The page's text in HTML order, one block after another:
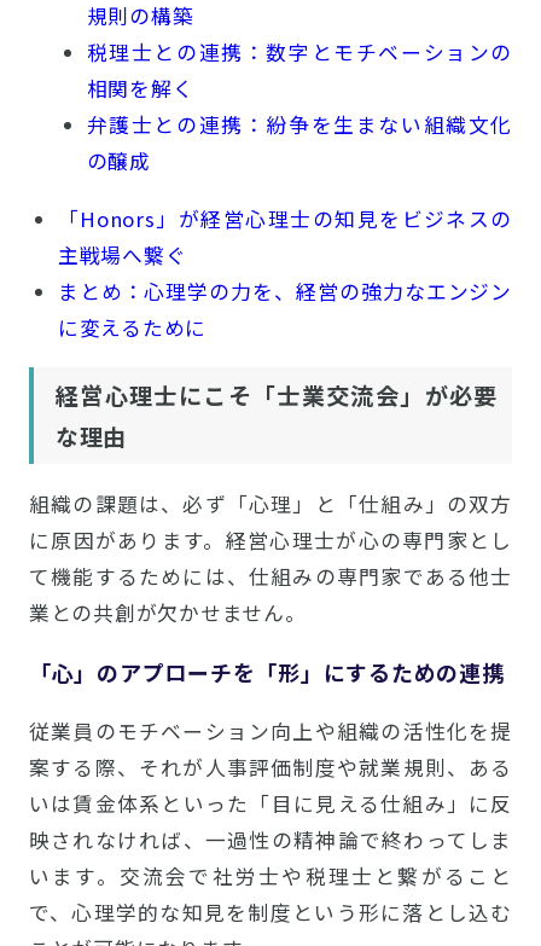
規則の構築
税理士との連携：数字とモチベーションの
相関を解く
弁護士との連携：紛争を生まない組織文化
の醸成
「Honors」が経営心理士の知見をビジネスの
主戦場へ繋ぐ
まとめ：心理学の力を、経営の強力なエンジン
に変えるために
経営心理士にこそ「士業交流会」が必要
な理由
組織の課題は、必ず「心理」と「仕組み」の双方
に原因があります。経営心理士が心の専門家とし
て機能するためには、仕組みの専門家である他士
業との共創が欠かせません。
「心」のアプローチを「形」にするための連携
従業員のモチベーション向上や組織の活性化を提
案する際、それが人事評価制度や就業規則、ある
いは賃金体系といった「目に見える仕組み」に反
映されなければ、一過性の精神論で終わってしま
います。交流会で社労士や税理士と繋がること
で、心理学的な知見を制度という形に落とし込む